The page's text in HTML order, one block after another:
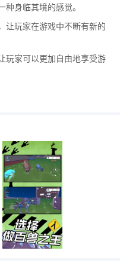
身临其境的感觉。
让玩家在游戏中不断有新的
玩家可以更加自由地享受游